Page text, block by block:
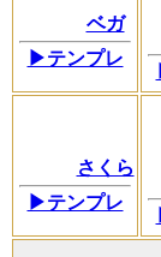
ベガ
▶テンプレ
さくら
▶テンプレ